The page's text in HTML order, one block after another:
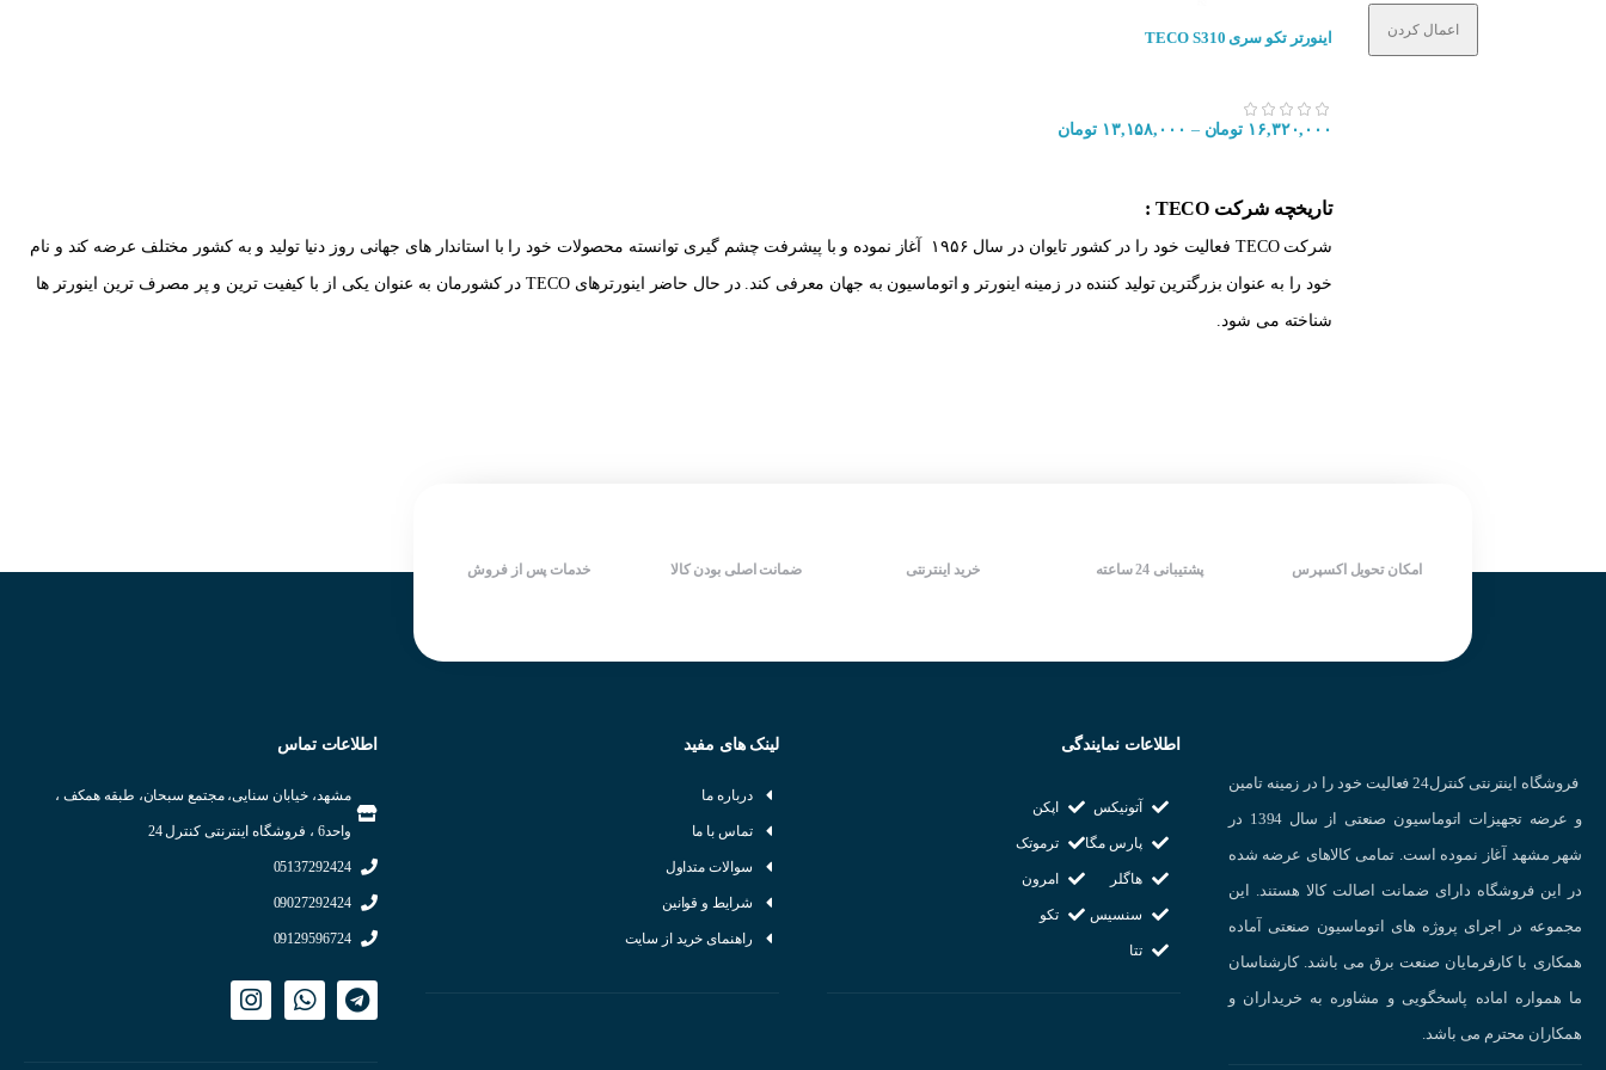
اعمال کردن اینورتر تکو سری TECO S310
۱۶,۳۲۰,۰۰۰ تومان – ۱۳,۱۵۸,۰۰۰ تومان
تاریخچه شرکت TECO :
شرکت TECO فعالیت خود را در کشور تایوان در سال ۱۹۵۶ آغاز نموده و با پیشرفت چشم گیری توانسته محصولات خود را با استاندار های جهانی روز دنیا تولید و به کشور مختلف عرضه کند و نام
خود را به عنوان بزرگترین تولید کننده در زمینه اینورتر و اتوماسیون به جهان معرفی کند. در حال حاضر اینورترهای TECO در کشورمان به عنوان یکی از با کیفیت ترین و پر مصرف ترین اینورتر ها
شناخته می شود.
امکان تحویل اکسپرس پشتیبانی 24 ساعته خرید اینترنتی ضمانت اصلی بودن کالا خدمات پس از فروش
فروشگاه اینترنتی کنترل24 فعالیت خود را در زمینه تامین
و عرضه تجهیزات اتوماسیون صنعتی از سال 1394 در
شهر مشهد آغاز نموده است. تمامی کالاهای عرضه شده
در این فروشگاه دارای ضمانت اصالت کالا هستند. این
مجموعه در اجرای پروژه های اتوماسیون صنعتی آماده
همکاری با کارفرمایان صنعت برق می باشد. کارشناسان
ما همواره اماده پاسخگویی و مشاوره به خریداران و
همکاران محترم می باشد.
اطلاعات نمایندگی
آتونیکس
پارس مگا
هاگلر
سنسیس
تتا
اپکن
ترموتک
امرون
تکو
لینک های مفید
درباره ما
تماس با ما
سوالات متداول
شرایط و قوانین
راهنمای خرید از سایت
اطلاعات تماس
مشهد، خیابان سنایی، مجتمع سبحان، طبقه همکف ،
واحد6 ، فروشگاه اینترنتی کنترل 24
05137292424
09027292424
09129596724